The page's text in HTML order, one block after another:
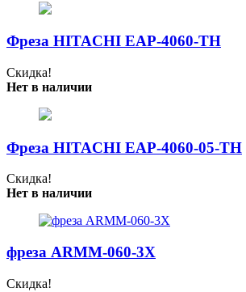
Фреза HITACHI EAP-4060-TH
Скидка!
Нет в наличии
Фреза HITACHI EAP-4060-05-TH
Скидка!
Нет в наличии
фреза ARMM-060-3X
Скидка!